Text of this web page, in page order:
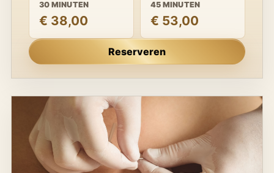
30 MINUTEN
€ 38,00
45 MINUTEN
€ 53,00
Reserveren